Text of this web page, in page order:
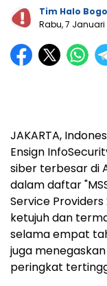
Tim Halo
Rabu, 7 Januari
JAKARTA,
Ensign
siber terbesar di
dalam daftar
Service
ketujuh dan
selama empat
juga menegaskan
peringkat